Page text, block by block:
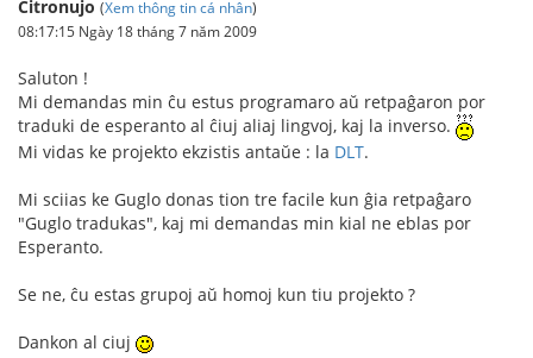
Citronujo (Xem thông tin cá nhân)
08:17:15 Ngày 18 tháng 7 năm 2009
Saluton !
Mi demandas min ĉu estus programaro aŭ retpaĝaron por
traduki de esperanto al ĉiuj aliaj lingvoj, kaj la inverso.
Mi vidas ke projekto ekzistis antaŭe : la DLT.
Mi sciias ke Guglo donas tion tre facile kun ĝia retpaĝaro
"Guglo tradukas", kaj mi demandas min kial ne eblas por
Esperanto.
Se ne, ĉu estas grupoj aŭ homoj kun tiu projekto ?
Dankon al ciuj